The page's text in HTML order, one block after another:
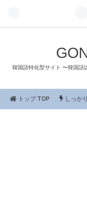
韓国語特化型サイト 〜韓国語
トップ TOP しっか